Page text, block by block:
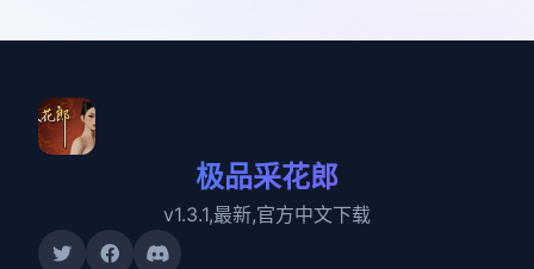
极品采花郎
v1.3.1,最新,官方中文下载